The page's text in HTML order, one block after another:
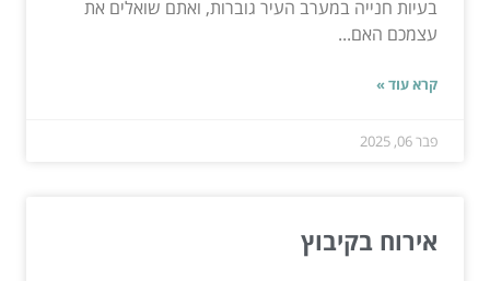
בעיות חנייה במערב העיר גוברות, ואתם שואלים את
עצמכם האם...
קרא עוד »
פבר 06, 2025
אירוח בקיבוץ